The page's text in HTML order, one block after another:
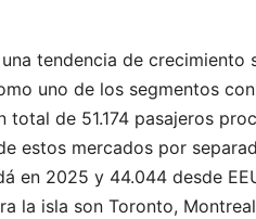
tendencia de
uno de los segmentos
total de 51.174 pasajeros
estos mercados por
en 2025 y 44.044 desde
la isla son Toronto,